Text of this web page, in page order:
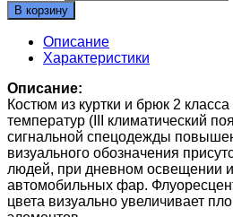
В корзину
Описание
Характеристики
Описание:
Костюм из куртки и брюк 2
температур (III климатический
сигнальной спецодежды
визуального обозначения
людей, при дневном освещении
автомобильных фар.
цвета визуально увеличивает